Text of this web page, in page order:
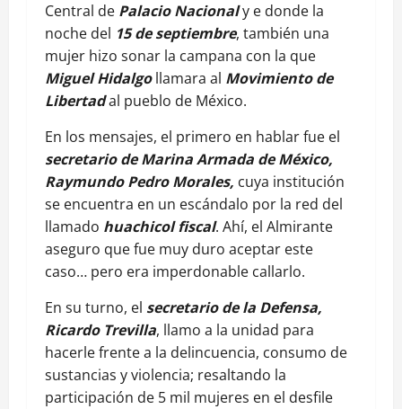
Central de Palacio Nacionaly e donde la
noche del 15 de septiembre, también una
mujer hizo sonar la campana con la que
Miguel Hidalgollamara al Movimiento de
Libertadal pueblo de México.
En los mensajes, el primero en hablar fue el
secretario de Marina Armada de México,
Raymundo Pedro Morales, cuya institución
se encuentra en un escándalo por la red del
llamado huachicol fiscal. Ahí, el Almirante
aseguro que fue muy duro aceptar este
caso… pero era imperdonable callarlo.
En su turno, el secretario de la Defensa,
Ricardo Trevilla, llamo a la unidad para
hacerle frente a la delincuencia, consumo de
sustancias y violencia; resaltando la
participación de 5 mil mujeres en el desfile